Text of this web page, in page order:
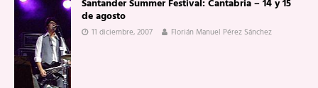
Santander Summer Festival: Cantabria – 14 y 15
de agosto
11 diciembre, 2007 Florián Manuel Pérez Sánchez